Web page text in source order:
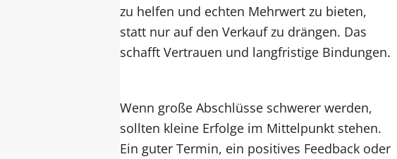
zu helfen und echten Mehrwert zu bieten,
statt nur auf den Verkauf zu drängen. Das
schafft Vertrauen und langfristige Bindungen.
Wenn große Abschlüsse schwerer werden,
sollten kleine Erfolge im Mittelpunkt stehen.
Ein guter Termin, ein positives Feedback oder